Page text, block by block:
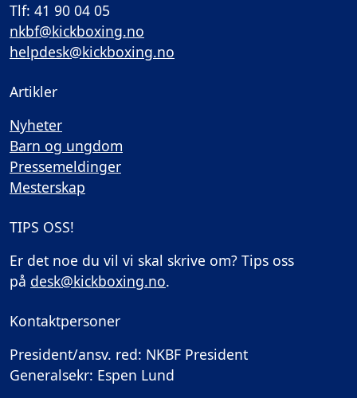
Tlf: 41 90 04 05
nkbf@kickboxing.no
helpdesk@kickboxing.no
Artikler
Nyheter
Barn og ungdom
Pressemeldinger
Mesterskap
TIPS OSS!
Er det noe du vil vi skal skrive om? Tips oss
på desk@kickboxing.no.
Kontaktpersoner
President/ansv. red: NKBF President
Generalsekr: Espen Lund